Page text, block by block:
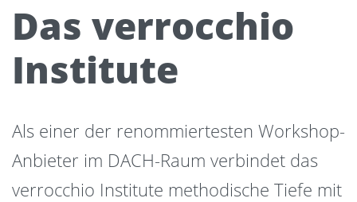
Das verrocchio
Institute
Als einer der renommiertesten Workshop-
Anbieter im DACH-Raum verbindet das
verrocchio Institute methodische Tiefe mit